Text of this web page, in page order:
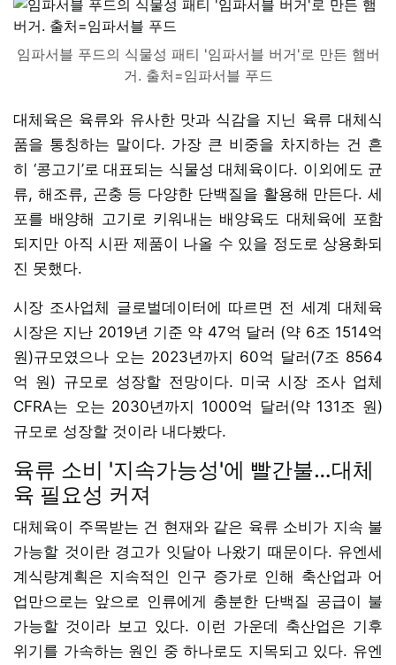
임파서블 푸드의 식물성 패티 '임파서블 버거'로 만든 햄버
거. 출처=임파서블 푸드
대체육은 육류와 유사한 맛과 식감을 지닌 육류 대체식
품을 통칭하는 말이다. 가장 큰 비중을 차지하는 건 흔
히 ‘콩고기’로 대표되는 식물성 대체육이다. 이외에도 균
류, 해조류, 곤충 등 다양한 단백질을 활용해 만든다. 세
포를 배양해 고기로 키워내는 배양육도 대체육에 포함
되지만 아직 시판 제품이 나올 수 있을 정도로 상용화되
진 못했다.
시장 조사업체 글로벌데이터에 따르면 전 세계 대체육
시장은 지난 2019년 기준 약 47억 달러 (약 6조 1514억
원)규모였으나 오는 2023년까지 60억 달러(7조 8564
억 원) 규모로 성장할 전망이다. 미국 시장 조사 업체
CFRA는 오는 2030년까지 1000억 달러(약 131조 원)
규모로 성장할 것이라 내다봤다.
육류 소비 '지속가능성'에 빨간불…대체
육 필요성 커져
대체육이 주목받는 건 현재와 같은 육류 소비가 지속 불
가능할 것이란 경고가 잇달아 나왔기 때문이다. 유엔세
계식량계획은 지속적인 인구 증가로 인해 축산업과 어
업만으로는 앞으로 인류에게 충분한 단백질 공급이 불
가능할 것이라 보고 있다. 이런 가운데 축산업은 기후
위기를 가속하는 원인 중 하나로도 지목되고 있다. 유엔